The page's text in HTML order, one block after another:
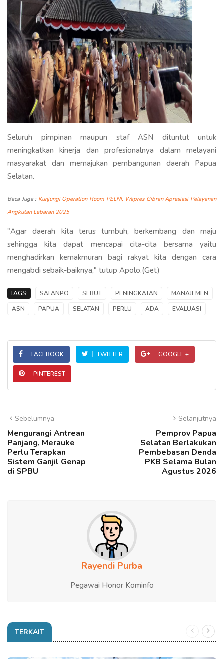
Seluruh pimpinan maupun staf ASN dituntut untuk
meningkatkan kinerja dan profesionalnya dalam melayani
masyarakat dan memajukan pembangunan daerah Papua
Selatan.
Baca Juga : Kunjungi Operation Room PELNI, Wapres Gibran Apresiasi Pelayanan
Angkutan Lebaran 2025
"Agar daerah kita terus tumbuh, berkembang dan maju
sehingga kita dapat mencapai cita-cita bersama yaitu
menghadirkan kemakmuran bagi rakyat kita dengan cara
mengabdi sebaik-baiknya," tutup Apolo.(Get)
TAGS: SAFANPO SEBUT PENINGKATAN
MANAJEMEN
ASN
PAPUA SELATAN PERLU ADA EVALUASI
FACEBOOK TWITTER GOOGLE +
PINTEREST
Sebelumnya
Mengurangi Antrean
Panjang, Merauke
Perlu Terapkan
Sistem Ganjil Genap
di SPBU
Selanjutnya
Pemprov Papua
Selatan Berlakukan
Pembebasan Denda
PKB Selama Bulan
Agustus 2026
Rayendi Purba
Pegawai Honor Kominfo
TERKAIT